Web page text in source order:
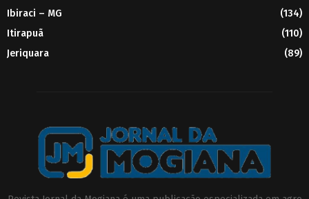
Ibiraci – MG
(134)
Itirapuã
(110)
Jeriquara
(89)